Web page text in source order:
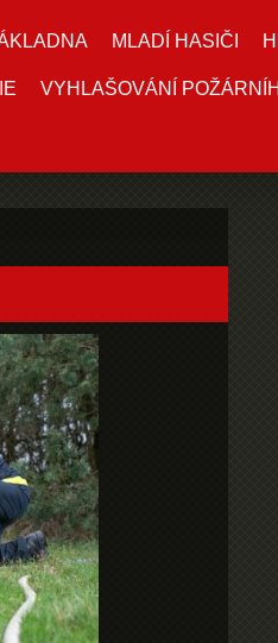
MLADÍ HASIČI
VYHLAŠOVÁNÍ